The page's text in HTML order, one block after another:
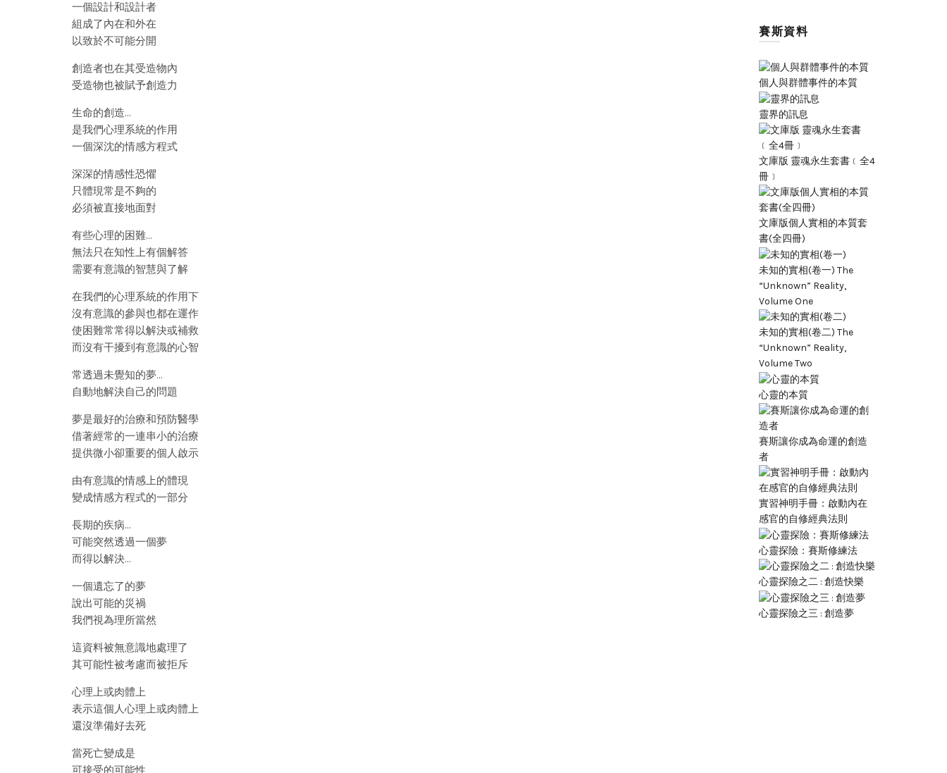
一個設計和設計者
組成了內在和外在
以致於不可能分開
創造者也在其受造物內
受造物也被賦予創造力
生命的創造…
是我們心理系統的作用
一個深沈的情感方程式
深深的情感性恐懼
只體現常是不夠的
必須被直接地面對
有些心理的困難…
無法只在知性上有個解答
需要有意識的智慧與了解
在我們的心理系統的作用下
沒有意識的參與也都在運作
使困難常常得以解決或補救
而沒有干擾到有意識的心智
常透過未覺知的夢…
自動地解決自己的問題
夢是最好的治療和預防醫學
借著經常的一連串小的治療
提供微小卻重要的個人啟示
由有意識的情感上的體現
變成情感方程式的一部分
長期的疾病…
可能突然透過一個夢
而得以解決…
一個遺忘了的夢
說出可能的災禍
我們視為理所當然
這資料被無意識地處理了
其可能性被考慮而被拒斥
心理上或肉體上
表示這個人心理上或肉體上
還沒準備好去死
當死亡變成是
可接受的可能性
賽斯資料
個人與群體事件的本質
靈界的訊息
文庫版 靈魂永生套書﹝全4
冊﹞
文庫版個人實相的本質套
書(全四冊)
未知的實相(卷一) The
“Unknown” Reality,
Volume One
未知的實相(卷二) The
“Unknown” Reality,
Volume Two
心靈的本質
賽斯讓你成為命運的創造
者
實習神明手冊：啟動內在
感官的自修經典法則
心靈探險：賽斯修練法
心靈探險之二 : 創造快樂
心靈探險之三 : 創造夢